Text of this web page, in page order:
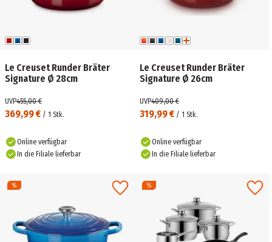
Le Creuset Runder Bräter
Signature Ø 28cm
369,99 € / 1 Stk.
UVP455,00 €
Online verfügbar
In die Filiale lieferbar
Le Creuset Runder Bräter
Signature Ø 26cm
319,99 € / 1 Stk.
UVP409,00 €
Online verfügbar
In die Filiale lieferbar